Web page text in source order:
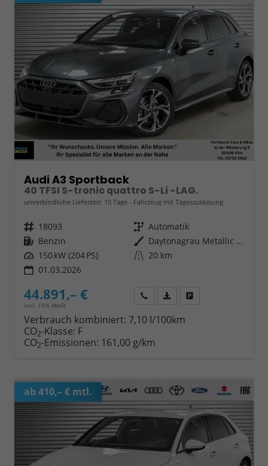
Audi A3 Sportback
40 TFSI S-tronic quattro S-Li -LAG.
unverbindliche Lieferzeit: 10 Tage Fahrzeug mit Tageszulassung
Fahrzeugnr. 18093 Getriebe Automatik
Kraftstoff Benzin Außenfarbe
Daytonagrau Metallic (6Y)
Leistung 150 kW (204 PS) Kilometerstand 20 km
01.03.2026
44.891,– €
incl. 19% MwSt.
Wir rufen Sie anFahrzeugexposé (PDF)
Verbrauch kombiniert: 7,10 l/100km
CO2-Klasse: F
CO2-Emissionen: 161,00 g/km
ab 410,– € mtl.